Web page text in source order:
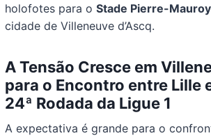
holofotes para oStade Pierre-Mauroy
cidade de Villeneuve d’Ascq.
A Tensão Cresce em
para o Encontro entre Lille
24ª Rodada da Ligue 1
A expectativa é grande para o